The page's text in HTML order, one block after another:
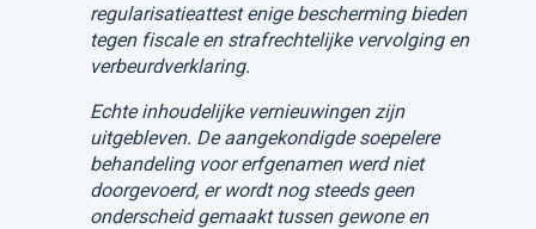
regularisatieattest enige bescherming bieden
tegen fiscale en strafrechtelijke vervolging en
verbeurdverklaring.
Echte inhoudelijke vernieuwingen zijn
uitgebleven. De aangekondigde soepelere
behandeling voor erfgenamen werd niet
doorgevoerd, er wordt nog steeds geen
onderscheid gemaakt tussen gewone en